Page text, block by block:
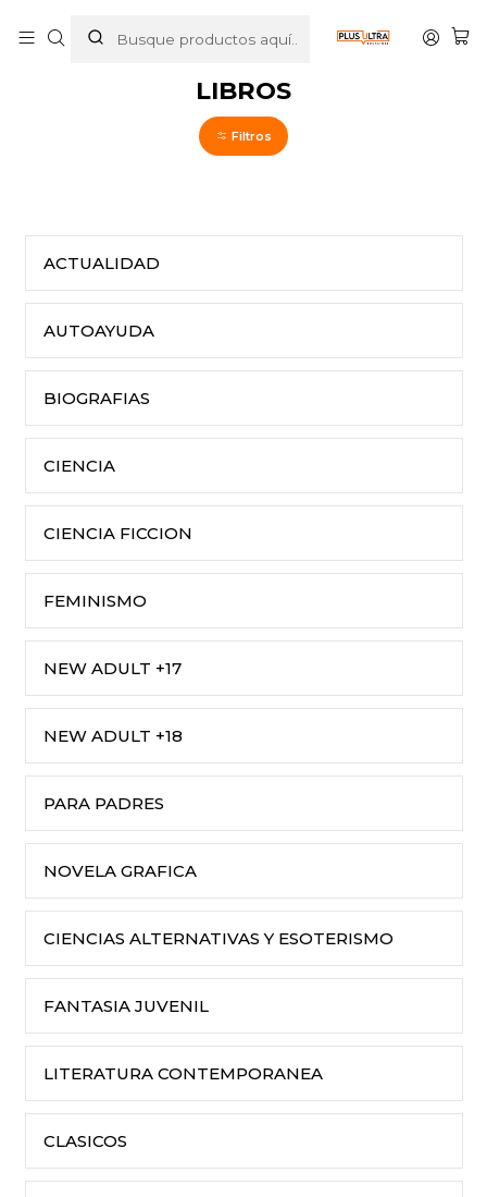
LIBROS
Filtros
ACTUALIDAD
AUTOAYUDA
BIOGRAFIAS
CIENCIA
CIENCIA FICCION
FEMINISMO
NEW ADULT +17
NEW ADULT +18
PARA PADRES
NOVELA GRAFICA
CIENCIAS ALTERNATIVAS Y ESOTERISMO
FANTASIA JUVENIL
LITERATURA CONTEMPORANEA
CLASICOS